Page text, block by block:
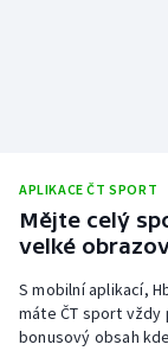
APLIKACE ČT SPORT
Mějte celý
velké
S mobilní aplikací,
máte ČT sport
bonusový obsah